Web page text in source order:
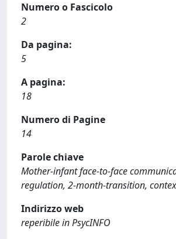
Numero o Fascicolo
2
Da pagina:
5
A pagina:
18
Numero di Pagine
14
Parole chiave
Mother-infant face-to-face
regulation, 2-month-transition,
Indirizzo web
reperibile in PsycINFO